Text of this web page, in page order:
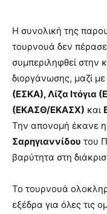
Η συνολική της
τουρνουά δεν
συμπεριληφθεί στην
διοργάνωσης, μαζί με
(ΕΣΚΑ), Λίζα
(ΕΚΑΣΘ/ΕΚΑΣΧ) και
Την απονομή έκανε η
Σαρηγιαννίδου του
βαρύτητα στη
Το τουρνουά
εξέδρα για όλες τις